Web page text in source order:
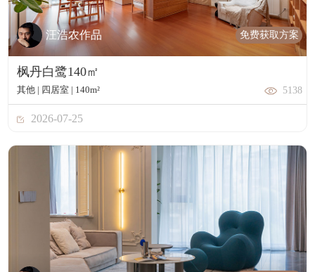
汪浩农作品 免费获取方案
枫丹白鹭140㎡
其他 | 四居室 | 140m² 5138
2026-07-25